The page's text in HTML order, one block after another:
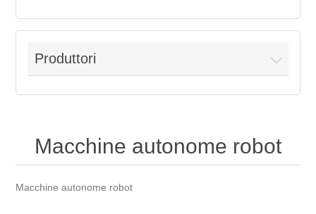
Produttori
Macchine autonome robot
Macchine autonome robot